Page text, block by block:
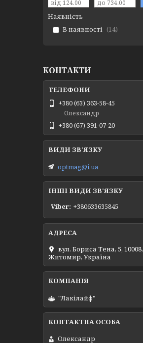
5049365
Наявність
В наявності
14
КОНТАКТИ
+380 (63) 363-58-45
Олександр
+380 (67) 391-07-20
optmag@i.ua
ІНШІ ВИДИ ЗВ'ЯЗКУ
Viber +380633635845
вул. Бориса Тена, 5, 10008,
Житомир, Україна
"Лакілайф"
Олександр